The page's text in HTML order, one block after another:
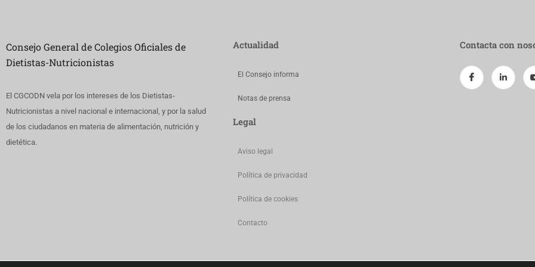
Consejo General de Colegios Oficiales de
Dietistas-Nutricionistas
El CGCODN vela por los intereses de los Dietistas-
Nutricionistas a nivel nacional e internacional, y por la salud
de los ciudadanos en materia de alimentación, nutrición y
dietética.
Actualidad
El Consejo informa
Notas de prensa
Legal
Aviso legal
Política de privacidad
Política de cookies
Contacto
Contacta con